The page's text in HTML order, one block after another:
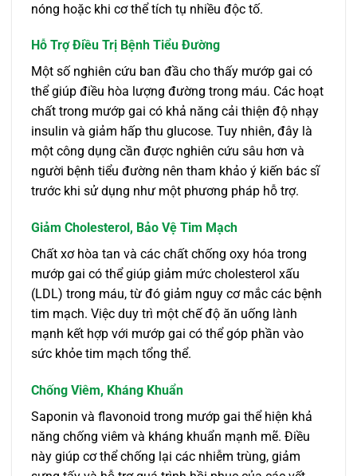
nóng hoặc khi cơ thể tích tụ nhiều độc tố.
Hỗ Trợ Điều Trị Bệnh Tiểu Đường
Một số nghiên cứu ban đầu cho thấy mướp gai có
thể giúp điều hòa lượng đường trong máu. Các hoạt
chất trong mướp gai có khả năng cải thiện độ nhạy
insulin và giảm hấp thu glucose. Tuy nhiên, đây là
một công dụng cần được nghiên cứu sâu hơn và
người bệnh tiểu đường nên tham khảo ý kiến bác sĩ
trước khi sử dụng như một phương pháp hỗ trợ.
Giảm Cholesterol, Bảo Vệ Tim Mạch
Chất xơ hòa tan và các chất chống oxy hóa trong
mướp gai có thể giúp giảm mức cholesterol xấu
(LDL) trong máu, từ đó giảm nguy cơ mắc các bệnh
tim mạch. Việc duy trì một chế độ ăn uống lành
mạnh kết hợp với mướp gai có thể góp phần vào
sức khỏe tim mạch tổng thể.
Chống Viêm, Kháng Khuẩn
Saponin và flavonoid trong mướp gai thể hiện khả
năng chống viêm và kháng khuẩn mạnh mẽ. Điều
này giúp cơ thể chống lại các nhiễm trùng, giảm